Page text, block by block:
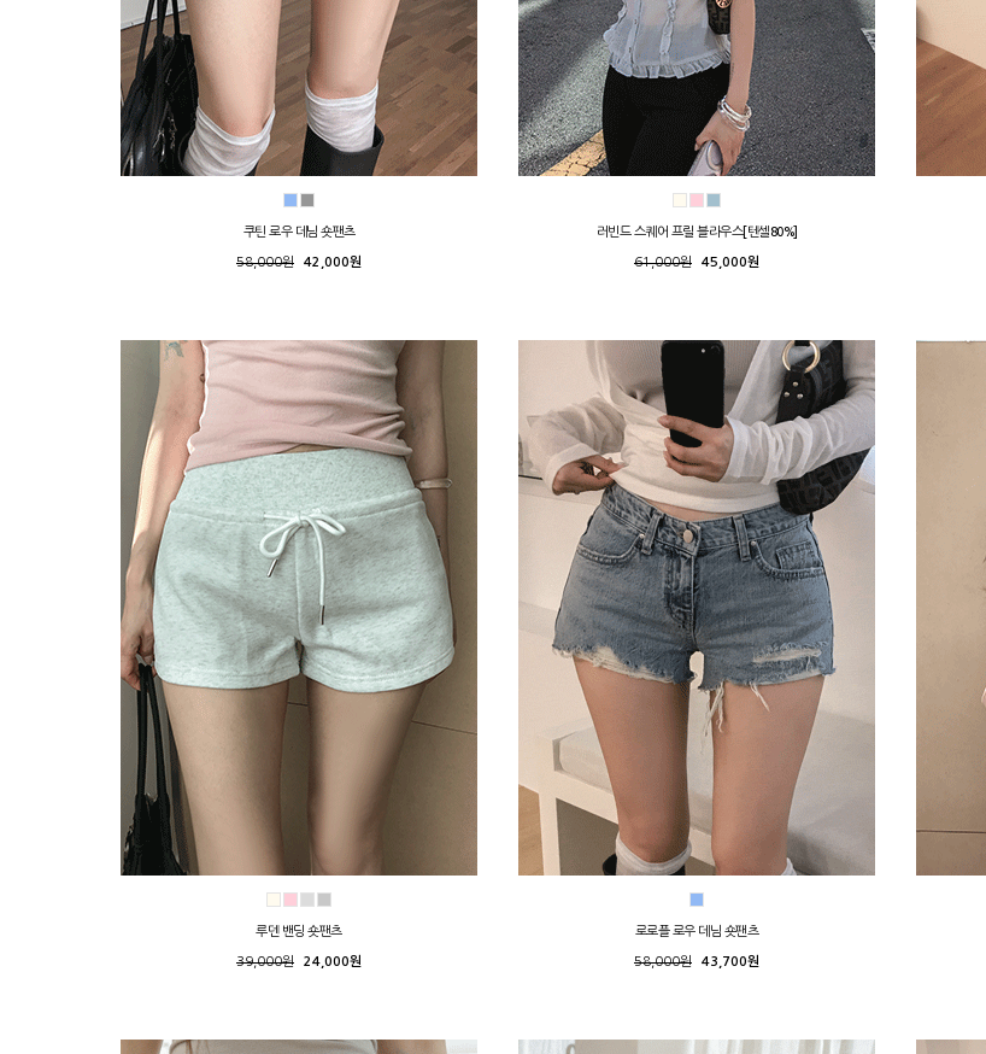
쿠틴 로우 데님 숏팬츠
58,000원 42,000원
러빈드 스퀘어 프릴 블라우스[텐셀80%]
61,000원 45,000원
루덴 밴딩 숏팬츠
39,000원 24,000원
로로플 로우 데님 숏팬츠
58,000원 43,700원